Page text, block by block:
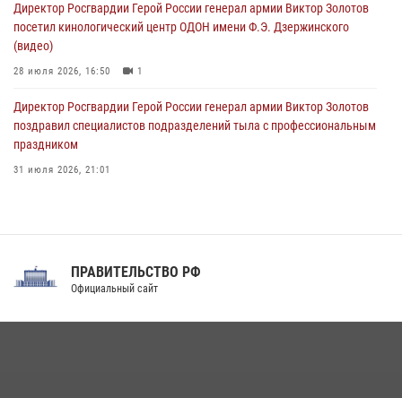
08 августа 2026, 06:15
Директор Росгвардии Герой России генерал армии Виктор Золотов
посетил кинологический центр ОДОН имени Ф.Э. Дзержинского
(видео)
28 июля 2026, 16:50 1
Директор Росгвардии Герой России генерал армии Виктор Золотов
поздравил специалистов подразделений тыла с профессиональным
праздником
31 июля 2026, 21:01
Праздник «Один день с Росгвардией» к 105-летию Центрального
ПРАВИТЕЛЬСТВО РФ
Официальный сайт